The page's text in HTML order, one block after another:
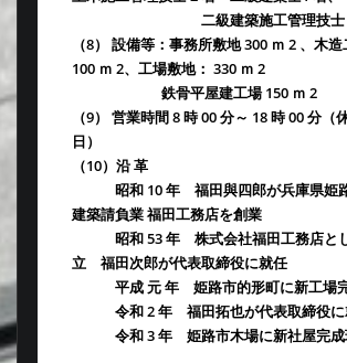
二級建築施工管理技士
（8） 設備等：事務所敷地 300 ｍ 2 、木
100 ｍ 2、工場敷地： 330 ｍ 2
鉄骨平屋建工場 150 ｍ 2
（9） 営業時間 8 時 00 分～ 18 時 00 分（
日）
（10）沿 革
昭和 10 年 福田與四郎が兵庫県姫
建築請負業 福田工務店を創業
昭和 53 年 株式会社福田工務店と
立 福田次郎が代表取締役に就任
平成 元 年 姫路市的形町に新工場
令和 2 年 福田拓也が代表取締役に
令和 3 年 姫路市木場に新社屋完成